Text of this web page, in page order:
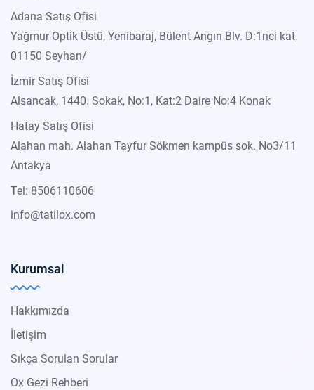
Adana Satış Ofisi
Yağmur Optik Üstü, Yenibaraj, Bülent Angın Blv. D:1nci kat,
01150 Seyhan/
İzmir Satış Ofisi
Alsancak, 1440. Sokak, No:1, Kat:2 Daire No:4 Konak
Hatay Satış Ofisi
Alahan mah. Alahan Tayfur Sökmen kampüs sok. No3/11
Antakya
Tel: 8506110606
info@tatilox.com
Kurumsal
Hakkımızda
İletişim
Sıkça Sorulan Sorular
Ox Gezi Rehberi